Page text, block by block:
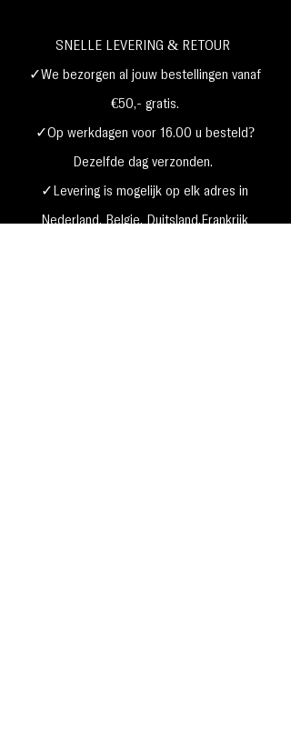
SNELLE LEVERING & RETOUR
✓We bezorgen al jouw bestellingen vanaf
€50,- gratis.
✓Op werkdagen voor 16.00 u besteld?
Dezelfde dag verzonden.
✓Levering is mogelijk op elk adres in
Nederland, België, Duitsland,Frankrijk